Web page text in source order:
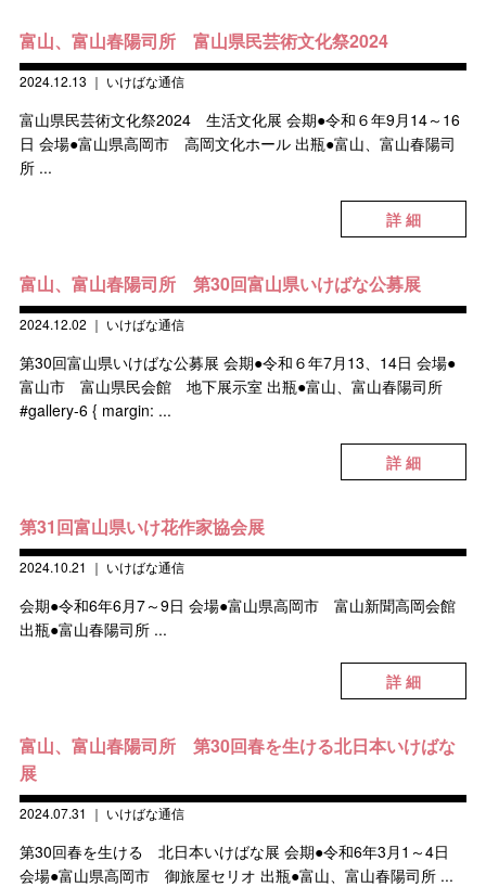
富山、富山春陽司所 富山県民芸術文化祭2024
2024.12.13 ｜ いけばな通信
富山県民芸術文化祭2024 生活文化展 会期●令和６年9月14～16
日 会場●富山県高岡市 高岡文化ホール 出瓶●富山、富山春陽司
所 ...
詳 細
富山、富山春陽司所 第30回富山県いけばな公募展
2024.12.02 ｜ いけばな通信
第30回富山県いけばな公募展 会期●令和６年7月13、14日 会場●
富山市 富山県民会館 地下展示室 出瓶●富山、富山春陽司所
#gallery-6 { margin: ...
詳 細
第31回富山県いけ花作家協会展
2024.10.21 ｜ いけばな通信
会期●令和6年6月7～9日 会場●富山県高岡市 富山新聞高岡会館
出瓶●富山春陽司所 ...
詳 細
富山、富山春陽司所 第30回春を生ける北日本いけばな
展
2024.07.31 ｜ いけばな通信
第30回春を生ける 北日本いけばな展 会期●令和6年3月1～4日
会場●富山県高岡市 御旅屋セリオ 出瓶●富山、富山春陽司所 ...